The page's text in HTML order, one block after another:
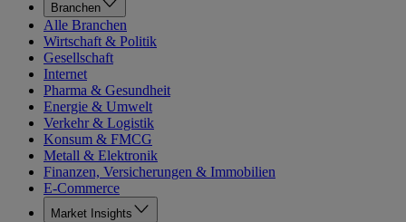
Branchen
Alle Branchen
Wirtschaft & Politik
Gesellschaft
Internet
Pharma & Gesundheit
Energie & Umwelt
Verkehr & Logistik
Konsum & FMCG
Metall & Elektronik
Finanzen, Versicherungen & Immobilien
E-Commerce
Market Insights